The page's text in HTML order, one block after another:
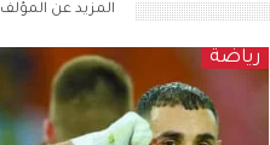
المزيد عن المؤلف
رياضة